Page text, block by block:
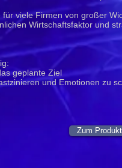
viele Firmen von großer
Wirtschaftsfaktor und
geplante Ziel
und Emotionen zu
Zum